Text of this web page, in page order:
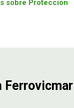
sobre Protección
Ferrovicmar